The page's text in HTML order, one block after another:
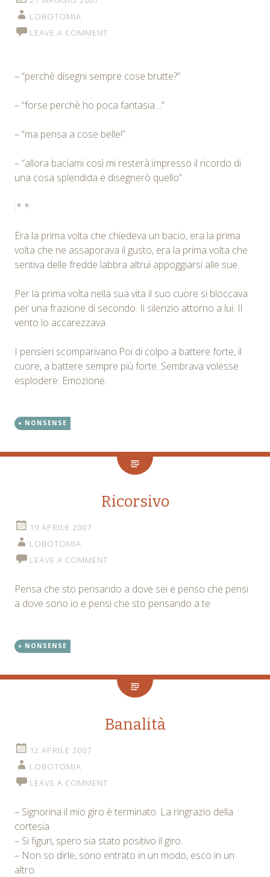
LOBOTOMIA
LEAVE A COMMENT
– “perchè disegni sempre cose brutte?”
– “forse perchè ho poca fantasia…”
– “ma pensa a cose belle!”
– “allora baciami così mi resterà impresso il ricordo di
una cosa splendida e disegnerò quello”
:* *:
Era la prima volta che chiedeva un bacio, era la prima
volta che ne assaporava il gusto, era la prima volta che
sentiva delle fredde labbra altrui appoggiarsi alle sue.
Per la prima volta nella sua vita il suo cuore si bloccava
per una frazione di secondo. Il silenzio attorno a lui. Il
vento lo accarezzava.
I pensieri scomparivano.Poi di colpo a battere forte, il
cuore, a battere sempre più forte. Sembrava volesse
esplodere. Emozione.
NONSENSE
Ricorsivo
19 APRILE 2007
LOBOTOMIA
LEAVE A COMMENT
Pensa che sto pensando a dove sei e penso che pensi
a dove sono io e pensi che sto pensando a te
NONSENSE
Banalità
12 APRILE 2007
LOBOTOMIA
LEAVE A COMMENT
– Signorina il mio giro è terminato. La ringrazio della
cortesia.
– Si figuri, spero sia stato positivo il giro.
– Non so dirle, sono entrato in un modo, esco in un
altro.